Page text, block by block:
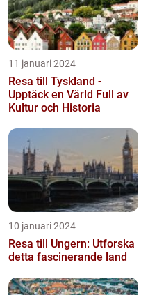
11 januari 2024
Resa till Tyskland -
Upptäck en Värld Full av
Kultur och Historia
10 januari 2024
Resa till Ungern: Utforska
detta fascinerande land